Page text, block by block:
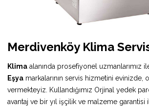
Merdivenköy Klima
Klima alanında prosefiyonel uzmanlarımız
Eşya markalarının servis hizmetini evinizde,
vermekteyiz. Kullandığımız Orjinal yedek
avantaj ve bir yıl işçilik ve malzeme garantisi